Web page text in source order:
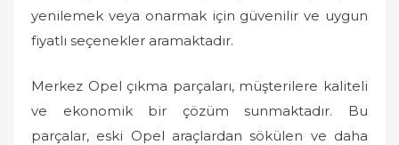
yenilemek veya onarmak için güvenilir ve uygun
fiyatlı seçenekler aramaktadır.
Merkez Opel çıkma parçaları, müşterilere kaliteli
ve ekonomik bir çözüm sunmaktadır. Bu
parçalar, eski Opel araçlardan sökülen ve daha